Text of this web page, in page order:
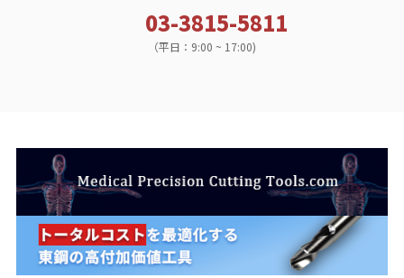
03-3815-5811
（平日：9:00 ~ 17:00)